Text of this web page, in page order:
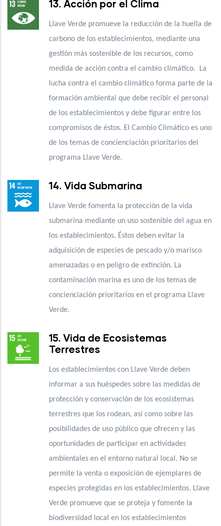
13. Acción por el Clima
Llave Verde promueve la reducción de la huella de
carbono de los establecimientos, mediante una
gestión más sostenible de los recursos, como
medida de acción contra el cambio climático. La
lucha contra el cambio climático forma parte de la
formación ambiental que debe recibir el personal
de los establecimientos y debe figurar entre los
compromisos de éstos. El Cambio Climático es uno
de los temas de concienciación prioritarios del
programa Llave Verde.
14. Vida Submarina
Llave Verde fomenta la protección de la vida
submarina mediante un uso sostenible del agua en
los establecimientos. Éstos deben evitar la
adquisición de especies de pescado y/o marisco
amenazadas o en peligro de extinción. La
contaminación marina es uno de los temas de
concienciación prioritarios en el programa Llave
Verde.
15. Vida de Ecosistemas
Terrestres
Los establecimientos con Llave Verde deben
informar a sus huéspedes sobre las medidas de
protección y conservación de los ecosistemas
terrestres que los rodean, así como sobre las
posibilidades de uso público que ofrecen y las
oportunidades de participar en actividades
ambientales en el entorno natural local. No se
permite la venta o exposición de ejemplares de
especies protegidas en los establecimientos. Llave
Verde promueve que se proteja y fomente la
biodiversidad local en los establecimientos